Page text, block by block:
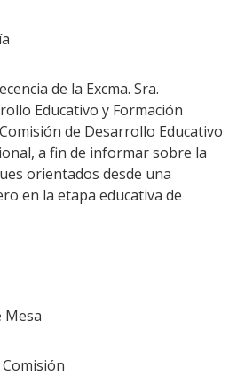
de la Excma. Sra.
Educativo y Formación
de Desarrollo Educativo
a fin de informar sobre la
orientados desde una
en la etapa educativa de
Mesa